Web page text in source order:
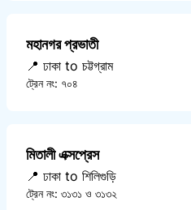
মহানগর প্রভাতী
📍 ঢাকা to চট্টগ্রাম
ট্রেন নং: ৭০৪
মিতালী এক্সপ্রেস
📍 ঢাকা to শিলিগুড়ি
ট্রেন নং: ৩১৩১ ও ৩১৩২